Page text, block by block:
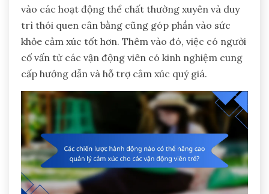
vào các hoạt động thể chất thường xuyên và duy
trì thói quen cân bằng cũng góp phần vào sức
khỏe cảm xúc tốt hơn. Thêm vào đó, việc có người
cố vấn từ các vận động viên có kinh nghiệm cung
cấp hướng dẫn và hỗ trợ cảm xúc quý giá.